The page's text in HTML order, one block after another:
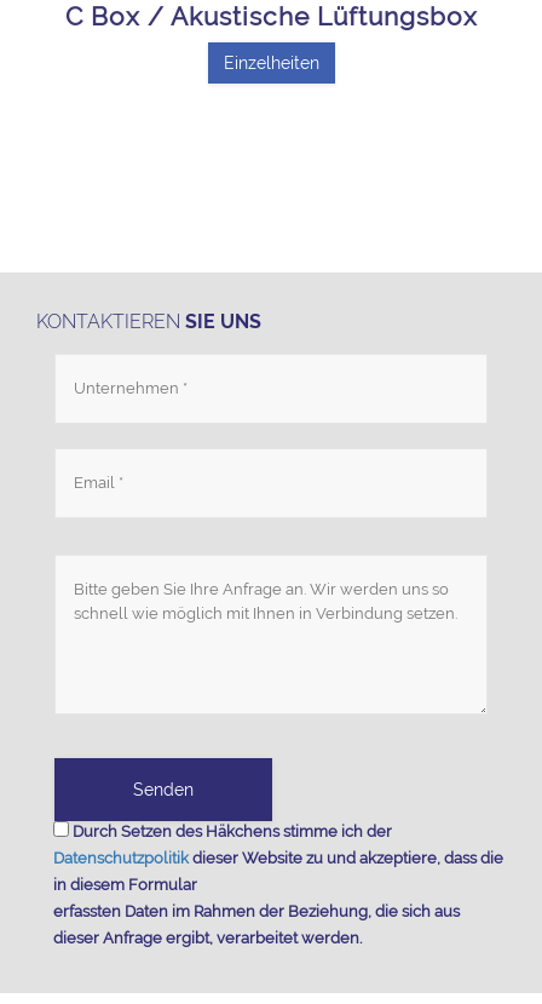
C Box / Akustische Lüftungsbox
Einzelheiten
KONTAKTIEREN SIE UNS
Durch Setzen des Häkchens stimme ich der
Datenschutzpolitikdieser Website zu und akzeptiere, dass die
in diesem Formular
erfassten Daten im Rahmen der Beziehung, die sich aus
dieser Anfrage ergibt, verarbeitet werden.